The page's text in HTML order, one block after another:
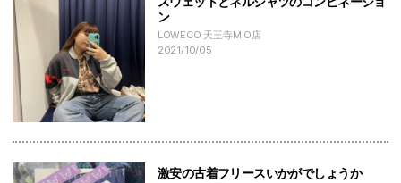
ン
LOWECO 天王寺MIO店
2021/10/05
激安の古着フリースいかがでしょうか